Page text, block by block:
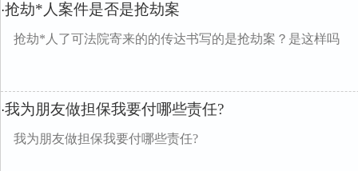
·抢劫*人案件是否是抢劫案
抢劫*人了可法院寄来的的传达书写的是抢劫案？是这样吗
·我为朋友做担保我要付哪些责任?
我为朋友做担保我要付哪些责任?